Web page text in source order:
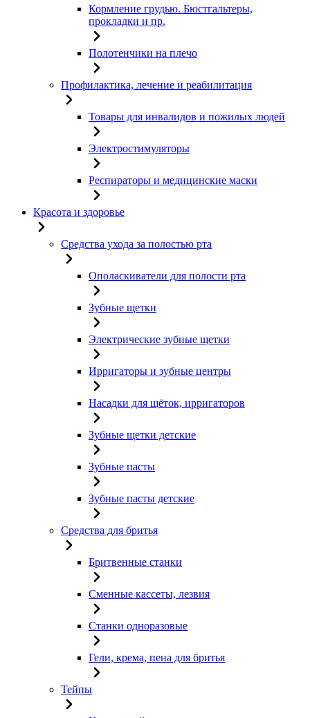
Кормление грудью. Бюстгальтеры,
прокладки и пр.
Полотенчики на плечо
Профилактика, лечение и реабилитация
Товары для инвалидов и пожилых людей
Электростимуляторы
Респираторы и медицинские маски
Красота и здоровье
Средства ухода за полостью рта
Ополаскиватели для полости рта
Зубные щетки
Электрические зубные щетки
Ирригаторы и зубные центры
Насадки для щёток, ирригаторов
Зубные щетки детские
Зубные пасты
Зубные пасты детские
Средства для бритья
Бритвенные станки
Сменные кассеты, лезвия
Станки одноразовые
Гели, крема, пена для бритья
Тейпы